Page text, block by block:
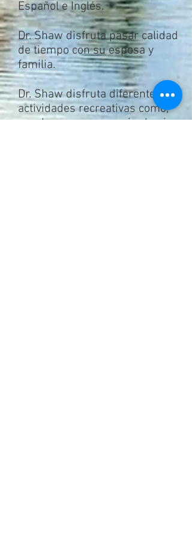
Español e Inglés.
Dr. Shaw disfruta pasar calidad
de tiempo con su esposa y
familia.
Dr. Shaw disfruta diferentes
actividades recreativas como,
escalar, campar, esquiar la nieve